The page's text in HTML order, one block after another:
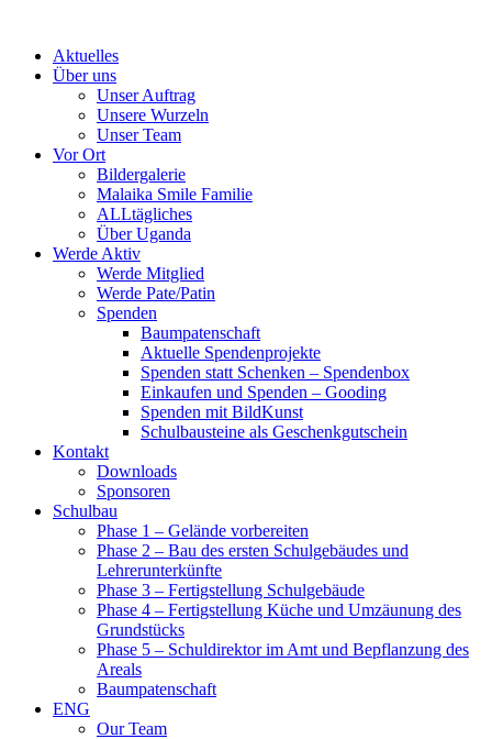
contentAktuelles
Über uns
Unser Auftrag
Unsere Wurzeln
Unser Team
Vor Ort
Bildergalerie
Malaika Smile Familie
ALLtägliches
Über Uganda
Werde Aktiv
Werde Mitglied
Werde Pate/Patin
Spenden
Baumpatenschaft
Aktuelle Spendenprojekte
Spenden statt Schenken – Spendenbox
Einkaufen und Spenden – Gooding
Spenden mit BildKunst
Schulbausteine als Geschenkgutschein
Kontakt
Downloads
Sponsoren
Schulbau
Phase 1 – Gelände vorbereiten
Phase 2 – Bau des ersten Schulgebäudes und
Lehrerunterkünfte
Phase 3 – Fertigstellung Schulgebäude
Phase 4 – Fertigstellung Küche und Umzäunung des
Grundstücks
Phase 5 – Schuldirektor im Amt und Bepflanzung des
Areals
Baumpatenschaft
ENG
Our Team